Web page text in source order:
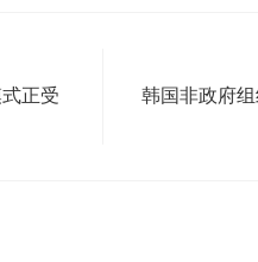
正受
韩国非政府